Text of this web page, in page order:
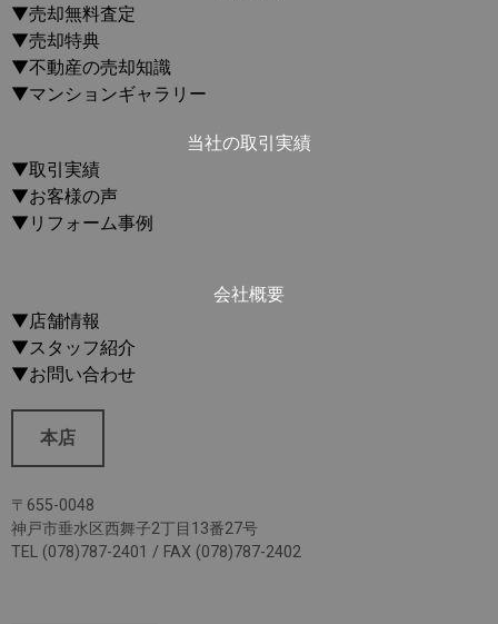
▼売却無料査定
▼売却特典
▼不動産の売却知識
▼マンションギャラリー
当社の取引実績
▼取引実績
▼お客様の声
▼リフォーム事例
会社概要
▼店舗情報
▼スタッフ紹介
▼お問い合わせ
本店
〒655-0048
神戸市垂水区西舞子2丁目13番27号
TEL (078)787-2401 / FAX (078)787-2402